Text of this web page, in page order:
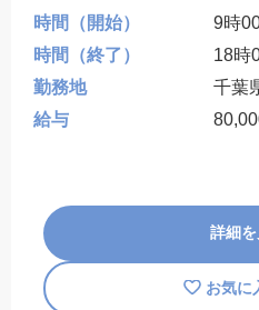
時間（開始）
9時
時間（終了）
18時
勤務地
千葉
給与
詳細
お気に